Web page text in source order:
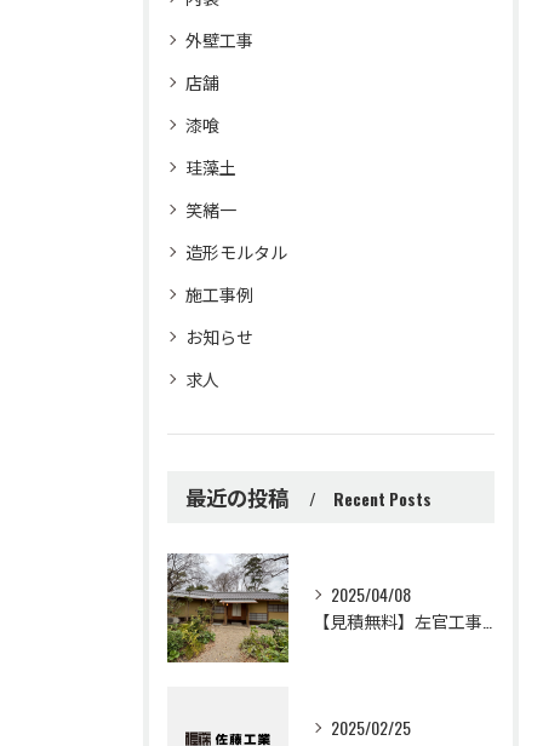
外壁工事
店舗
漆喰
珪藻土
笑緒一
造形モルタル
施工事例
お知らせ
求人
最近の投稿 Recent Posts
2025/04/08
2025/02/25